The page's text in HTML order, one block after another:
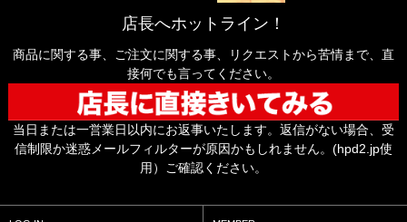
店長へホットライン！
商品に関する事、ご注文に関する事、リクエストから苦情まで、直
接何でも言ってください。
当日または一営業日以内にお返事いたします。返信がない場合、受
信制限か迷惑メールフィルターが原因かもしれません。(hpd2.jp使
用）ご確認ください。